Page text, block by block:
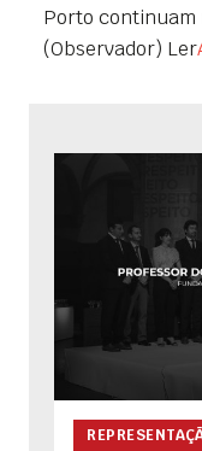
Porto continuam
(Observador) Ler